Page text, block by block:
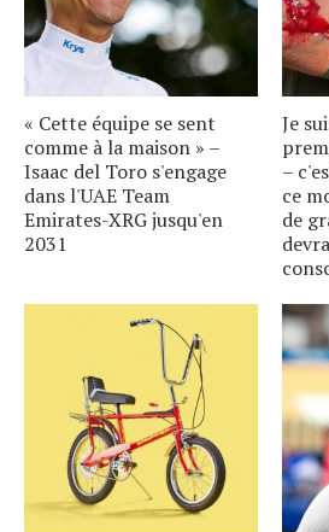
« Cette équipe se sent
comme à la maison » –
Isaac del Toro s'engage
dans l'UAE Team
Emirates-XRG jusqu'en
2031
Je
–
ce
de